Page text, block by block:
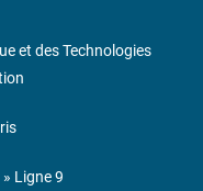
et des Technologies
Ligne 9